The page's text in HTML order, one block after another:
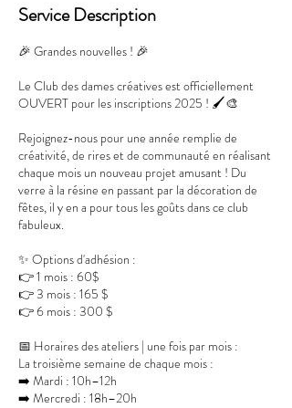
Service Description
🎉 Grandes nouvelles ! 🎉
Le Club des dames créatives est officiellement
OUVERT pour les inscriptions 2025 ! 🖌️🎨
Rejoignez-nous pour une année remplie de
créativité, de rires et de communauté en réalisant
chaque mois un nouveau projet amusant ! Du
verre à la résine en passant par la décoration de
fêtes, il y en a pour tous les goûts dans ce club
fabuleux.
✨ Options d'adhésion :
👉 1 mois : 60$
👉 3 mois : 165 $
👉 6 mois : 300 $
📅 Horaires des ateliers | une fois par mois :
La troisième semaine de chaque mois :
➡️ Mardi : 10h–12h
➡️ Mercredi : 18h–20h